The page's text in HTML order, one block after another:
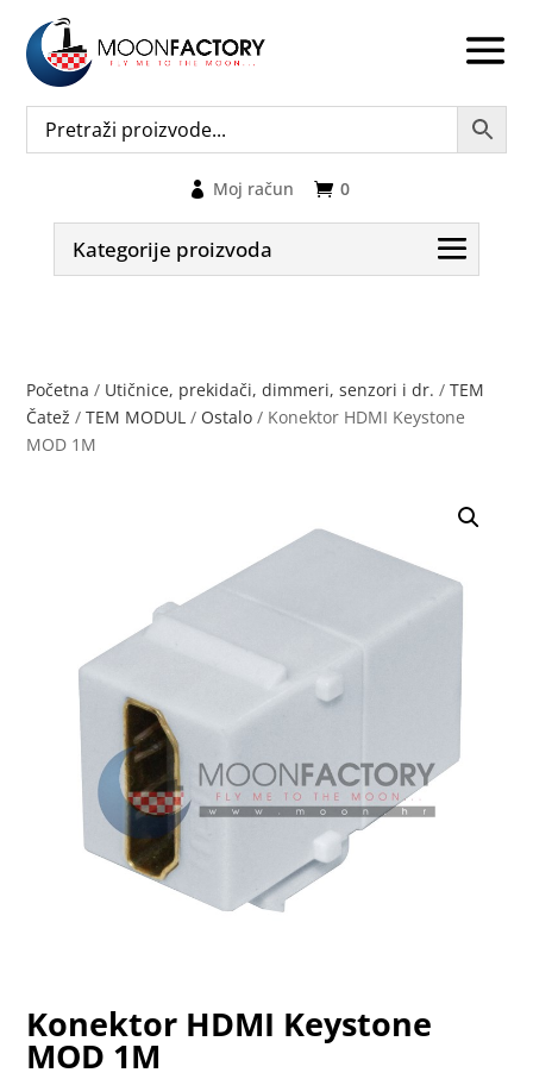
0
Moj račun
Kategorije proizvoda
Početna / Utičnice, prekidači, dimmeri, senzori i dr. /TEM
Čatež /TEM MODUL / Ostalo / Konektor HDMI Keystone
MOD 1M
Konektor HDMI Keystone
MOD 1M